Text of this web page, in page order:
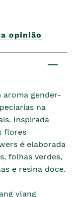
opinião
aroma gender-
na
Inspirada
flores
é elaborada
folhas verdes,
e resina doce.
ylang